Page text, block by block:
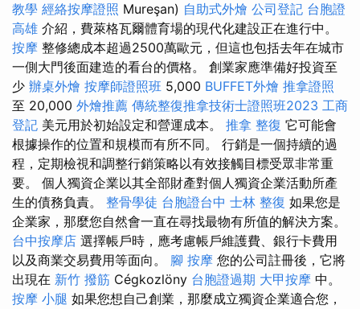
教學 經絡按摩證照 Mureşan) 自助式外燴 公司登記 台胞證
高雄 介紹，費萊格瓦爾體育場的現代化建設正在進行中。
按摩 整修總成本超過2500萬歐元，但這也包括去年在城市
一側大門後面建造的看台的價格。 創業家應準備好投資至
少 辦桌外燴 按摩師證照班 5,000 BUFFET外燴 推拿證照
至 20,000 外燴推薦 傳統整復推拿技術士證照班2023 工商
登記 美元用於初始設定和營運成本。 推拿 整復 它可能會
根據操作的位置和規模而有所不同。 行銷是一個持續的過
程，定期檢視和調整行銷策略以有效接觸目標受眾非常重
要。 個人獨資企業以其全部財產對個人獨資企業活動所產
生的債務負責。 整骨學徒 台胞證台中 士林 整復 如果您是
企業家，那麼您自然會一直在尋找最物有所值的解決方案。
台中按摩店 選擇帳戶時，應考慮帳戶維護費、銀行卡費用
以及商業交易費用等面向。 腳 按摩 您的公司註冊後，它將
出現在 新竹 撥筋 Cégkozlöny 台胞證過期 大甲按摩 中。
按摩 小腿 如果您想自己創業，那麼成立獨資企業適合您，